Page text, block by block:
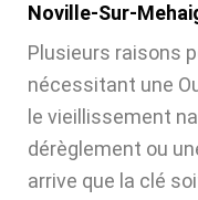
Noville-Sur-
Plusieurs raisons
nécessitant une
le vieillissement
dérèglement ou
arrive que la clé